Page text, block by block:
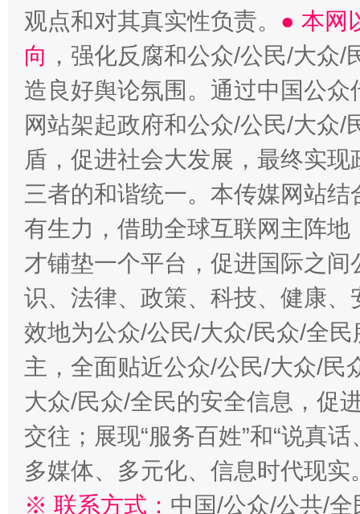
观点和对其真实性负责。 ● 本网
向 ，强化反腐和公众/公民/大众
造良好舆论氛围。通过中国公
网站架起政府和公众/公民/大众
盾，促进社会大发展，最终实
三者的和谐统一。本传媒网站
有生力，借助全球互联网主阵
才铺垫一个平台，促进国际之
识、法律、政策、科技、健康
效地为公众/公民/大众/民众/全
主，全面贴近公众/公民/大众/民
大众/民众/全民的安全信息，促
交往；展现“服务百姓”和“说真
多媒体、多元化、信息时代现实
※ 联系方式： 中国/公众/公共/